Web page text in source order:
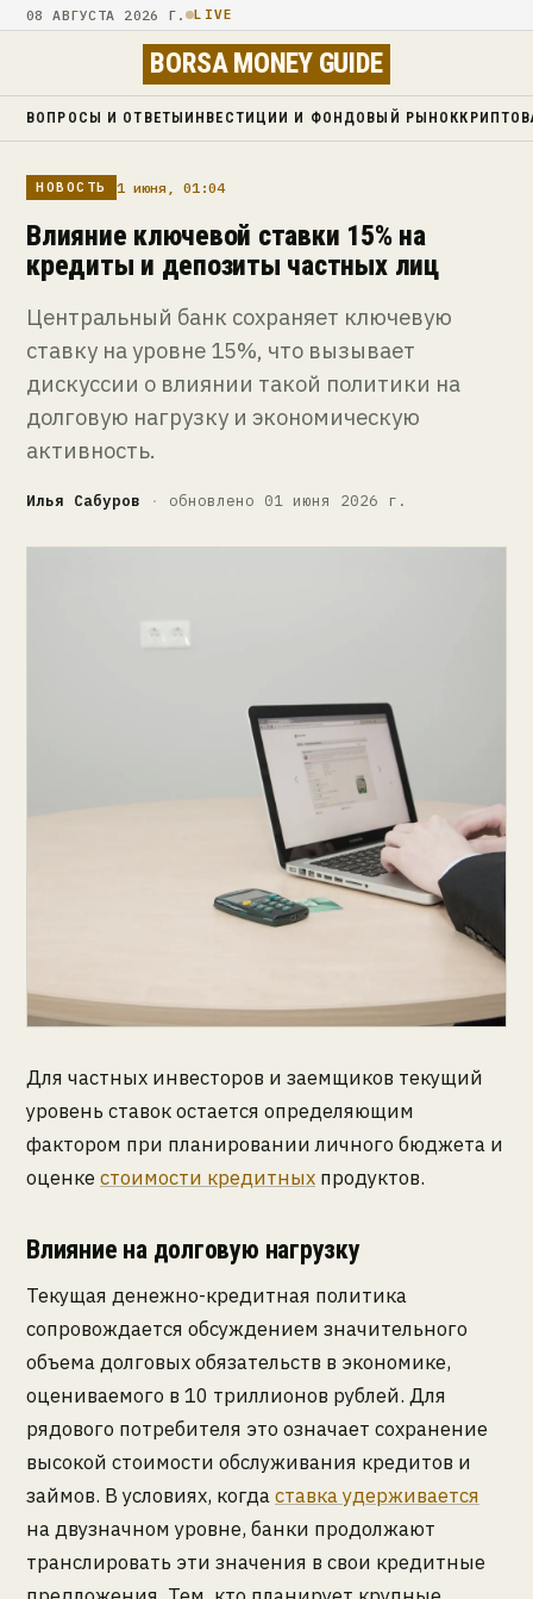
08 АВГУСТА 2026 Г. LIVE
BORSA MONEY GUIDE
ВОПРОСЫ И ОТВЕТЫ ИНВЕСТИЦИИ И ФОНДОВЫЙ РЫНОК
НОВОСТЬ 1 июня, 01:04
Влияние ключевой ставки 15% на
кредиты и депозиты частных лиц
Центральный банк сохраняет ключевую
ставку на уровне 15%, что вызывает
дискуссии о влиянии такой политики на
долговую нагрузку и экономическую
активность.
Илья Сабуров · обновлено 01 июня 2026 г.
Для частных инвесторов и заемщиков текущий
уровень ставок остается определяющим
фактором при планировании личного бюджета и
оценке стоимости кредитных продуктов.
Влияние на долговую нагрузку
Текущая денежно-кредитная политика
сопровождается обсуждением значительного
объема долговых обязательств в экономике,
оцениваемого в 10 триллионов рублей. Для
рядового потребителя это означает сохранение
высокой стоимости обслуживания кредитов и
займов. В условиях, когдаставка удерживается
на двузначном уровне, банки продолжают
транслировать эти значения в свои кредитные